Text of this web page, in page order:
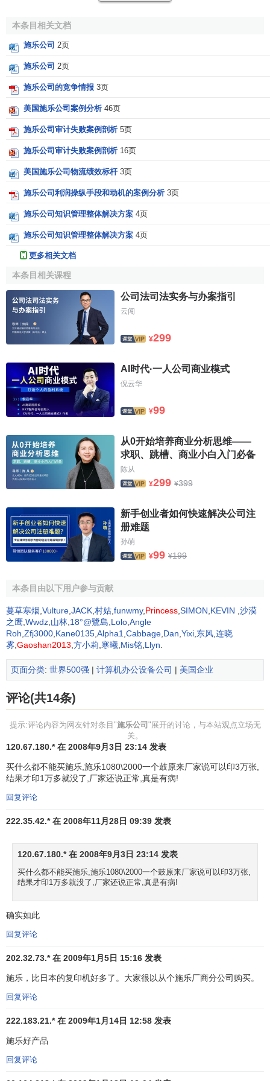
司(Xerox Corporation)"。
1999年9月是施乐914(因为它所使用的纸张为9x14英寸
而得名)复印机的四十周年庆典。从1959年到914复印机停产
的1976年，施乐公司一共生产了超过200,00台这个型号的复
印机。1985年，推出914复印机的26年之后，施乐公司宣布
不再续签914复印机的全保维修合同。对于仍然在运行之中的
6,000台914机器，施乐公司将采取材料和人工单独收费的维
的展示品，成为美国历史的一部分。在世界的有些地方，914
机器仍然在客户的公司中使用，在南美洲，施乐公司还在维
修着若干台914复印机。
施乐公司的质量。施乐产品一直被许多独立的测试机构
在世界20个国家获得了25个国家质量大奖，其中包括世界上
最高级别的三项质量奖项：在美国，施乐公司两次荣获
国家质量奖(Malcolm Baldrige National Quality Award
业服务；1992年，施乐欧洲解决方案集团(前身是兰克施乐)
荣获第一个欧洲质量奖 European Quality Award)；1980年,
富士施乐获得了日本的最高质量大奖
施乐公司是第一家从日本
的大型美国企业，这正是全公司致力于改进质量所产生的结
施乐和环境保护
通过各种环保措施，施乐公司每年可以节约大约2亿美元
数复印机，打印机和多功能设备都设计成为可以翻新再用的
产品，而施乐的产品及其部件极高的质量和耐久性使之成为
可能。施乐只使用可再生的热熔塑料和金属进行生产。公司
还采用了部件拼合的设计，以简化组装和拆卸工序，便于部
件的清洁，测试和重新使用。客户可以免费地将某些施乐复
印机上的墨粉仓退回，进行重新利用、翻新和回收，这项措
施使得重新利用率达到了60%。1994年，施乐推出了含有
20%的回收废物，而质量等同于标准纸张的复印和打印用
施乐公司推出了Document Centre265数码复印机，这是第一
品。其97%的部件被设计成为能够再生处理，84%可以回收
重新使用。265数码复印机成为施乐公司"为环境而设计"计划
的基石。每一年，施乐公司在全球主要的制造工厂中都保持
着国际标准组织颁发的ISO 14001认证资格，不断巩固她在
财富500家" 企业中，作为环保先锋的领导地位。施乐公司的
施乐公司新旧标示对比
"施乐(Xerox)"是一个著名
商标 和品牌。作为商标，"施
乐"只用来标识施乐公司的各种
产品和服务。"施乐"商标应在
如施乐复印机、施乐打印机
词。"施乐"同时还是企业全
称"施乐公司(Xerox
Corporation)"的简称。为了更好地体现施乐的核心业务－文
Company Xerox"。施乐还采用了像素化的"X"进行市场推广
活动。这个标记右上角的马赛克图案表示数码成像技术以及
Document Company"和像素化的"X"标记是施乐公司的
商标
。
本条目相关文档
施乐公司 2页
施乐公司 2页
施乐公司的竞争情报 3页
美国施乐公司案例分析 46页
施乐公司审计失败案例剖析 5页
施乐公司审计失败案例剖析 16页
美国施乐公司物流绩效标杆 3页
施乐公司利润操纵手段和动机的案例分析 3页
施乐公司知识管理整体解决方案 4页
施乐公司知识管理整体解决方案 4页
更多相关文档
本条目相关课程
公司法司法实务与办案指引
云闯
¥299
AI时代·一人公司商业模式
倪云华
¥99
从0开始培养商业分析思维——
求职、跳槽、商业小白入门必备
陈从
¥299 ¥399
新手创业者如何快速解决公司注
册难题
孙萌
¥99 ¥199
本条目由以下用户参与贡献
蔓草寒烟 Vulture JACK 村姑 funwmy, Princess SIMON KEVIN 沙漠
之鹰 Wwdz 山林 18°@鷺島 Lolo Angle
Roh Zfj3000 Kane0135 Alpha1 Cabbage Dan Yixi 东风 连晓
雾 Gaoshan2013 方小莉 寒曦 Mis铭 Llyn
页面分类: 世界500强 | 计算机办公设备公司 | 美国企业
评论(共14条)
提示:评论内容为网友针对条目"施乐公司"展开的讨论，与本站观点立场无
关。
120.67.180.* 在 2008年9月3日 23:14 发表
买什么都不能买施乐,施乐1080\2000一个鼓原来厂家说可以印3万张,
结果才印1万多就没了,厂家还说正常,真是有病!
回复评论
222.35.42.* 在 2008年11月28日 09:39 发表
120.67.180.* 在 2008年9月3日 23:14 发表
买什么都不能买施乐,施乐1080\2000一个鼓原来厂家说可以印3万张,
结果才印1万多就没了,厂家还说正常,真是有病!
确实如此
回复评论
202.32.73.* 在 2009年1月5日 15:16 发表
施乐，比日本的复印机好多了。大家很以从个施乐厂商分公司购买。
回复评论
222.183.21.* 在 2009年1月14日 12:58 发表
施乐好产品
回复评论